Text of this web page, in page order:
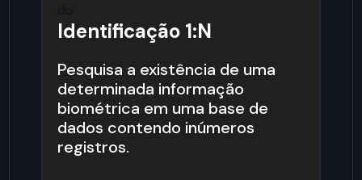
Identificação 1:N
Pesquisa a existência de uma
determinada informação
biométrica em uma base de
dados contendo inúmeros
registros.